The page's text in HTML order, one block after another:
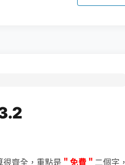
很齊全，重點是 ＂免費＂ 二個字，